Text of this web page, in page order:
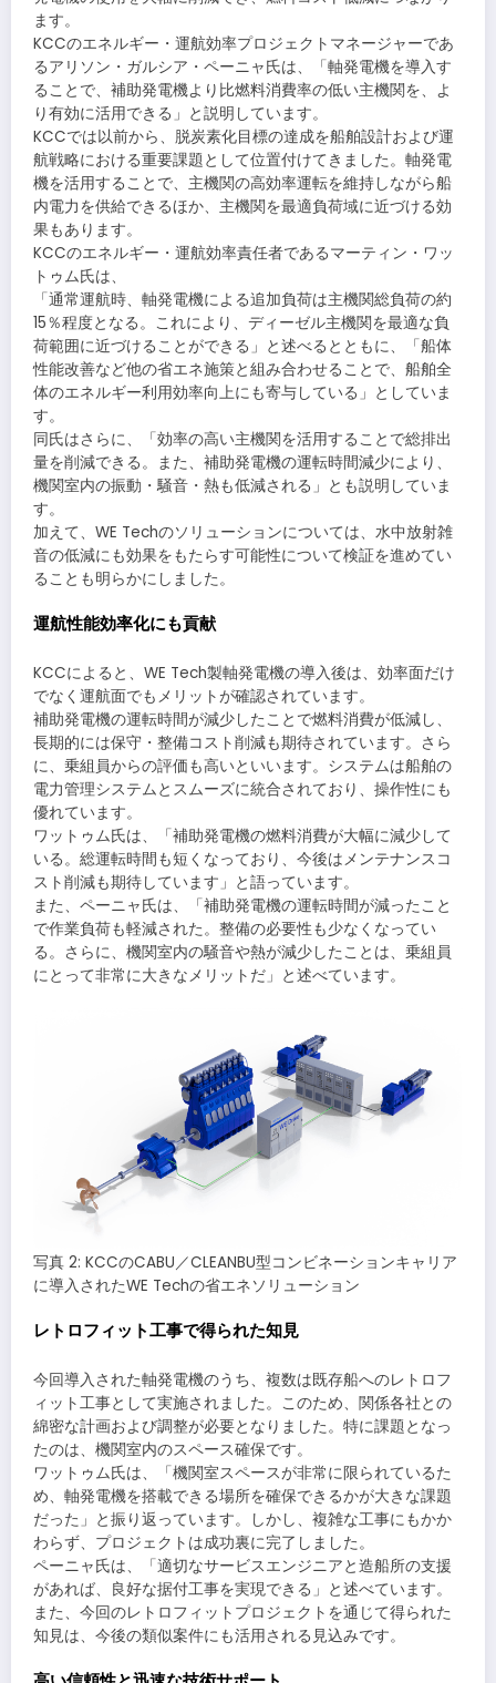
ます。
KCCのエネルギー・運航効率プロジェクトマネージャーであ
るアリソン・ガルシア・ペーニャ氏は、「軸発電機を導入す
ることで、補助発電機より比燃料消費率の低い主機関を、よ
り有効に活用できる」と説明しています。
KCCでは以前から、脱炭素化目標の達成を船舶設計および運
航戦略における重要課題として位置付けてきました。軸発電
機を活用することで、主機関の高効率運転を維持しながら船
内電力を供給できるほか、主機関を最適負荷域に近づける効
果もあります。
KCCのエネルギー・運航効率責任者であるマーティン・ワッ
トゥム氏は、
「通常運航時、軸発電機による追加負荷は主機関総負荷の約
15％程度となる。これにより、ディーゼル主機関を最適な負
荷範囲に近づけることができる」と述べるとともに、「船体
性能改善など他の省エネ施策と組み合わせることで、船舶全
体のエネルギー利用効率向上にも寄与している」としていま
す。
同氏はさらに、「効率の高い主機関を活用することで総排出
量を削減できる。また、補助発電機の運転時間減少により、
機関室内の振動・騒音・熱も低減される」とも説明していま
す。
加えて、WE Techのソリューションについては、水中放射雑
音の低減にも効果をもたらす可能性について検証を進めてい
ることも明らかにしました。
運航性能効率化にも貢献
KCCによると、WE Tech製軸発電機の導入後は、効率面だけ
でなく運航面でもメリットが確認されています。
補助発電機の運転時間が減少したことで燃料消費が低減し、
長期的には保守・整備コスト削減も期待されています。さら
に、乗組員からの評価も高いといいます。システムは船舶の
電力管理システムとスムーズに統合されており、操作性にも
優れています。
ワットゥム氏は、「補助発電機の燃料消費が大幅に減少して
いる。総運転時間も短くなっており、今後はメンテナンスコ
スト削減も期待しています」と語っています。
また、ペーニャ氏は、「補助発電機の運転時間が減ったこと
で作業負荷も軽減された。整備の必要性も少なくなってい
る。さらに、機関室内の騒音や熱が減少したことは、乗組員
にとって非常に大きなメリットだ」と述べています。
写真 2: KCCのCABU／CLEANBU型コンビネーションキャリア
に導入されたWE Techの省エネソリューション
レトロフィット工事で得られた知見
今回導入された軸発電機のうち、複数は既存船へのレトロフ
ィット工事として実施されました。このため、関係各社との
綿密な計画および調整が必要となりました。特に課題となっ
たのは、機関室内のスペース確保です。
ワットゥム氏は、「機関室スペースが非常に限られているた
め、軸発電機を搭載できる場所を確保できるかが大きな課題
だった」と振り返っています。しかし、複雑な工事にもかか
わらず、プロジェクトは成功裏に完了しました。
ペーニャ氏は、「適切なサービスエンジニアと造船所の支援
があれば、良好な据付工事を実現できる」と述べています。
また、今回のレトロフィットプロジェクトを通じて得られた
知見は、今後の類似案件にも活用される見込みです。